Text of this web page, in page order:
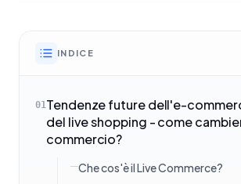
INDICE
01Tendenze future dell'e-
del live shopping - come
commercio?
Che cos'è il Live Commerce?